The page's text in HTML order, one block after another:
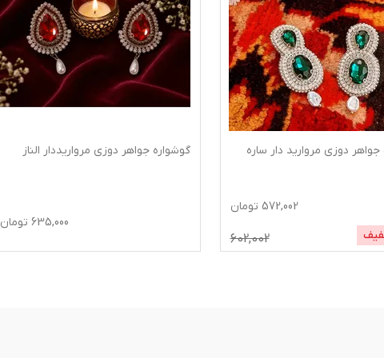
جواهر دوزی مروارید دار ساره
572,002 تومان
602,002
گوشواره جواهر دوزی مرواریددار الناز
635,000 تومان